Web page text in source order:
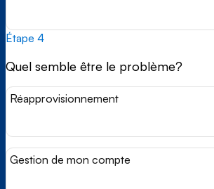
Étape 4
Quel semble être le problème?
Réapprovisionnement
Gestion de mon compte